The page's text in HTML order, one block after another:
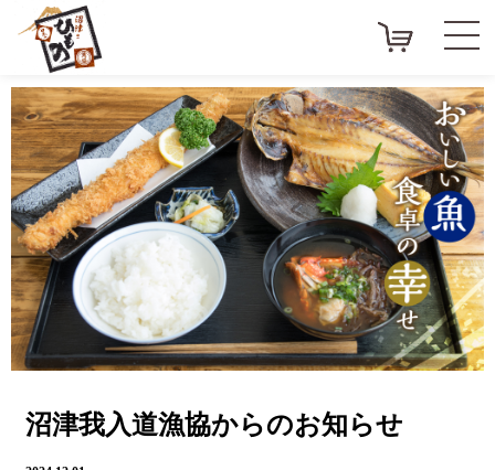
>
<
沼津我入道漁協からのお知らせ